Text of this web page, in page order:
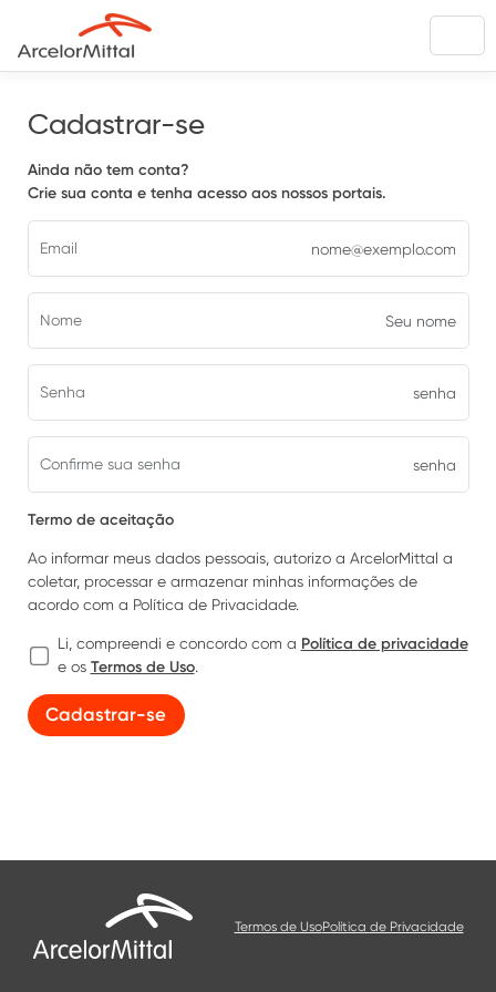
Cadastrar-se
Ainda não tem conta?
Crie sua conta e tenha acesso aos nossos portais.
Email
Nome
Senha
Confirme sua senha
Termo de aceitação
Ao informar meus dados pessoais, autorizo a ArcelorMittal a
coletar, processar e armazenar minhas informações de
acordo com a Política de Privacidade.
Li, compreendi e concordo com a Política de privacidade
e os Termos de Uso.
Cadastrar-se
Termos de UsoPolítica de Privacidade